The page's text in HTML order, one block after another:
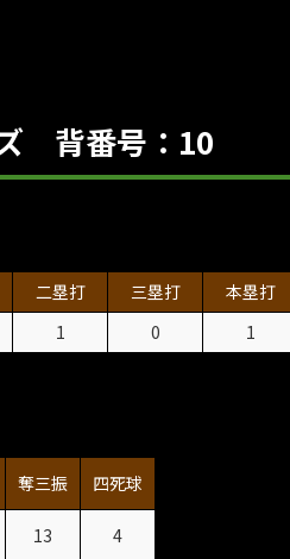
背番号：10
二塁打 三塁打 本塁打
1 0 1
奪三振 四死球
13 4